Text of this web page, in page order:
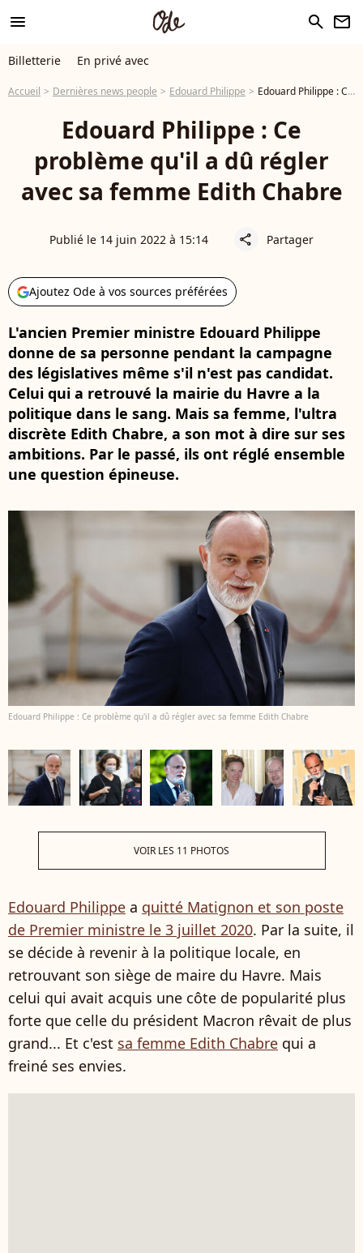
menu search newsletter
Billetterie En privé avec
Accueil Dernières news people Edouard Philippe Edouard Philippe : Ce problème qu'il a dû régler avec sa femme Edith Chabre
Edouard Philippe : Ce
problème qu'il a dû régler
avec sa femme Edith Chabre
Publié le 14 juin 2022 à 15:14 share Partager
Ajoutez Ode à vos sources préférées
L'ancien Premier ministre Edouard Philippe
donne de sa personne pendant la campagne
des législatives même s'il n'est pas candidat.
Celui qui a retrouvé la mairie du Havre a la
politique dans le sang. Mais sa femme, l'ultra
discrète Edith Chabre, a son mot à dire sur ses
ambitions. Par le passé, ils ont réglé ensemble
une question épineuse.
Edouard Philippe : Ce problème qu'il a dû régler avec sa femme Edith Chabre
VOIR LES 11 PHOTOS
Edouard Philippe a quitté Matignon et son poste
de Premier ministre le 3 juillet 2020. Par la suite, il
se décide à revenir à la politique locale, en
retrouvant son siège de maire du Havre. Mais
celui qui avait acquis une côte de popularité plus
forte que celle du président Macron rêvait de plus
grand... Et c'est sa femme Edith Chabre qui a
freiné ses envies.